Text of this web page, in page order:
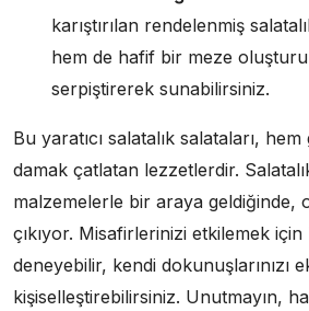
karıştırılan rendelenmiş
hem de hafif bir meze
serpiştirerek sunabilirsiniz.
Bu yaratıcı salatalık salataları, hem
damak çatlatan lezzetlerdir.
malzemelerle bir araya geldiğinde,
çıkıyor. Misafirlerinizi etkilemek
deneyebilir, kendi dokunuşlarınızı
kişiselleştirebilirsiniz. Unutmayın,